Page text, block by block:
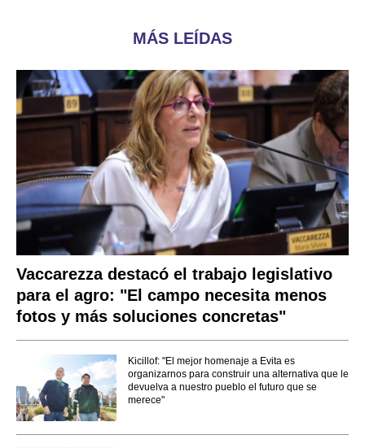
MÁS LEÍDAS
Vaccarezza destacó el trabajo legislativo
para el agro: "El campo necesita menos
fotos y más soluciones concretas"
Kicillof: "El mejor homenaje a Evita es
organizarnos para construir una alternativa que le
devuelva a nuestro pueblo el futuro que se
merece"